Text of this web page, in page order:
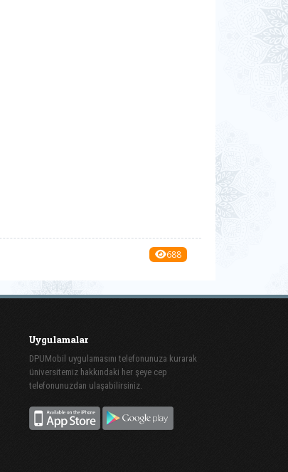
688
Uygulamalar
DPUMobil uygulamasını telefonunuza kurarak
üniversitemiz hakkındaki her şeye cep
telefonunuzdan ulaşabilirsiniz.